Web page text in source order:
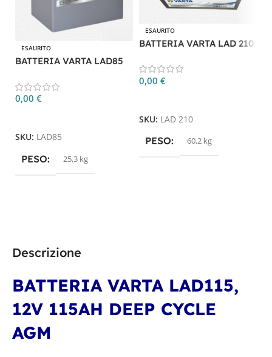
Descrizione
BATTERIA VARTA LAD115,
12V 115AH DEEP CYCLE
AGM
ESAURITO
BATTERIA VARTA LAD85
0,00 €
SKU: LAD85
PESO 25,3 kg
ESAURITO
BATTERIA VARTA LAD 210
0,00 €
SKU: LAD 210
PESO 60,2 kg